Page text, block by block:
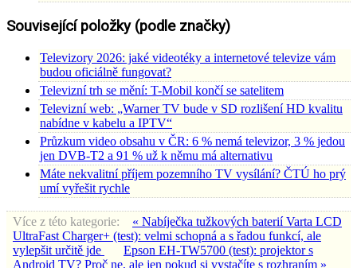
Související položky (podle značky)
Televizory 2026: jaké videotéky a internetové televize vám
budou oficiálně fungovat?
Televizní trh se mění: T-Mobil končí se satelitem
Televizní web: „Warner TV bude v SD rozlišení HD kvalitu
nabídne v kabelu a IPTV“
Průzkum video obsahu v ČR: 6 % nemá televizor, 3 % jedou
jen DVB-T2 a 91 % už k němu má alternativu
Máte nekvalitní příjem pozemního TV vysílání? ČTÚ ho prý
umí vyřešit rychle
Více z této kategorie:
« Nabíječka tužkových baterií Varta LCD
UltraFast Charger+ (test): velmi schopná a s řadou funkcí, ale
vylepšit určitě jde
Epson EH-TW5700 (test): projektor s
Android TV? Proč ne, ale jen pokud si vystačíte s rozhraním »